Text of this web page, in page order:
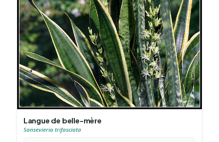
Langue de belle-mère
Sansevieria trifasciata